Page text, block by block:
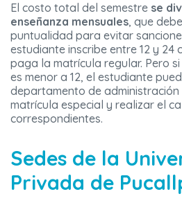
El costo total del semestre se
enseñanza mensuales, que
puntualidad para evitar
estudiante inscribe entre 12 y 24
paga la matrícula regular. Pero
es menor a 12, el estudiante
departamento de
matrícula especial y realizar el
correspondientes.
Sedes de la
Privada de